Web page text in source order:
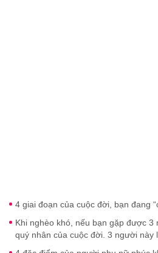
4 giai đoạn của cuộc đời, bạn đang
Khi nghèo khó, nếu bạn gặp được
quý nhân của cuộc đời. 3 người này